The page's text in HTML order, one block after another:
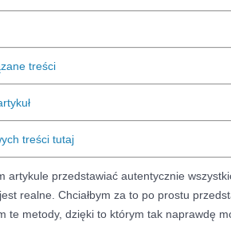
treści
treści tutaj
artykule przedstawiać autentycznie
realne. Chciałbym za to po prostu
te metody, dzięki to którym tak naprawdę